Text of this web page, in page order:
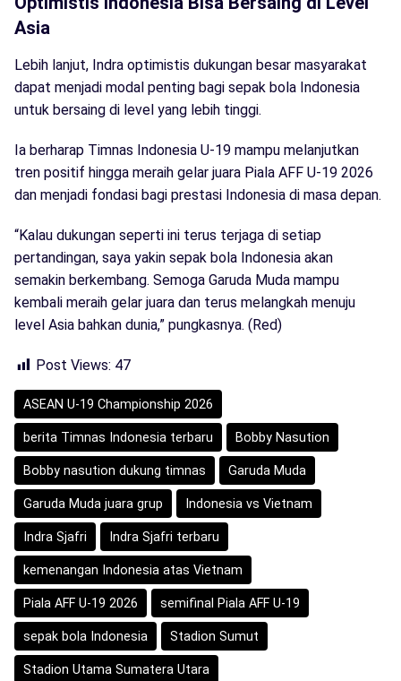
Asia
Lebih lanjut, Indra optimistis dukungan besar masyarakat
dapat menjadi modal penting bagi sepak bola Indonesia
untuk bersaing di level yang lebih tinggi.
Ia berharap Timnas Indonesia U-19 mampu melanjutkan
tren positif hingga meraih gelar juara Piala AFF U-19 2026
dan menjadi fondasi bagi prestasi Indonesia di masa depan.
“Kalau dukungan seperti ini terus terjaga di setiap
pertandingan, saya yakin sepak bola Indonesia akan
semakin berkembang. Semoga Garuda Muda mampu
kembali meraih gelar juara dan terus melangkah menuju
level Asia bahkan dunia,” pungkasnya. (Red)
Post Views: 47
ASEAN U-19 Championship 2026
berita Timnas Indonesia terbaru Bobby Nasution
Bobby nasution dukung timnas Garuda Muda
Garuda Muda juara grup Indonesia vs Vietnam
Indra Sjafri Indra Sjafri terbaru
kemenangan Indonesia atas Vietnam
Piala AFF U-19 2026 semifinal Piala AFF U-19
sepak bola Indonesia Stadion Sumut
Stadion Utama Sumatera Utara